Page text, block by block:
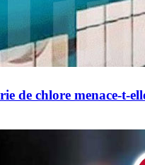
de chlore menace-t-